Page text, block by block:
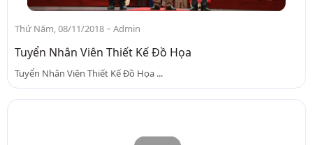
Thứ Năm, 08/11/2018 - Admin
Tuyển Nhân Viên Thiết Kế Đồ Họa
Tuyển Nhân Viên Thiết Kế Đồ Họa ...